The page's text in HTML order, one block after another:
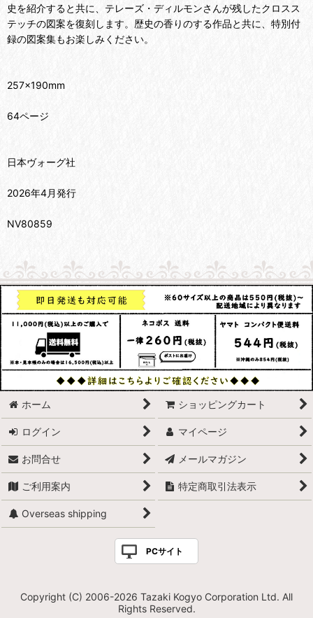
史を紹介すると共に、テレーズ・ディルモンさんが残したクロスス
テッチの図案を復刻します。歴史の香りのする作品と共に、特別付
録の図案集もお楽しみください。
257×190mm
64ページ
日本ヴォーグ社
2026年4月発行
NV80859
ホーム ショッピングカート
ログイン マイページ
お問合せ メールマガジン
ご利用案内 特定商取引法表示
Overseas shipping
PCサイト
Copyright (C) 2006-2026 Tazaki Kogyo Corporation Ltd. All
Rights Reserved.